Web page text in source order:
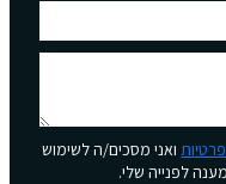
ואני מסכים/ה לשימוש
לפנייה שלי.